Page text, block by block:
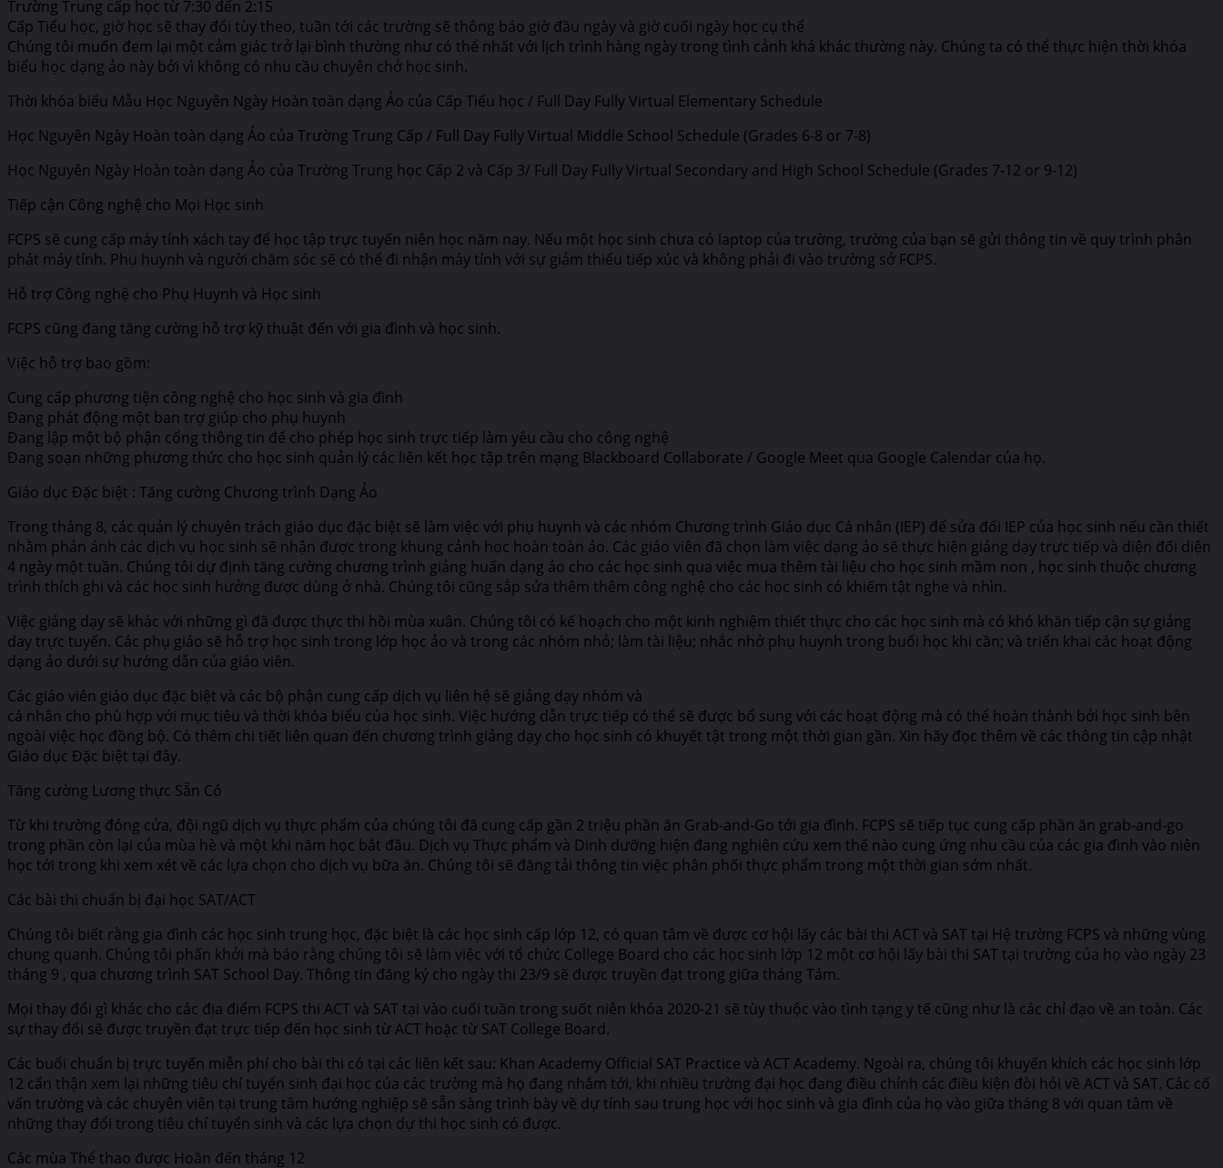
Trường Trung cấp học từ 7:30 đến 2:15
Cấp Tiểu học, giờ học sẽ thay đổi tùy theo, tuần tới các trường sẽ thông báo giờ đầu ngày và giờ cuối ngày học cụ thể
Chúng tôi muốn đem lại một cảm giác trở lại bình thường như có thể nhất với lịch trình hàng ngày trong tình cảnh khá khác thường này. Chúng ta có thể thực hiện thời khóa
biểu học dạng ảo này bởi vì không có nhu cầu chuyên chở học sinh.
Thời khóa biểu Mẫu Học Nguyên Ngày Hoàn toàn dạng Ảo của Cấp Tiểu học / Full Day Fully Virtual Elementary Schedule
Học Nguyên Ngày Hoàn toàn dạng Ảo của Trường Trung Cấp / Full Day Fully Virtual Middle School Schedule (Grades 6-8 or 7-8)
Học Nguyên Ngày Hoàn toàn dạng Ảo của Trường Trung học Cấp 2 và Cấp 3/ Full Day Fully Virtual Secondary and High School Schedule (Grades 7-12 or 9-12)
Tiếp cận Công nghệ cho Mọi Học sinh
FCPS sẽ cung cấp máy tính xách tay để học tập trực tuyến niên học năm nay. Nếu một học sinh chưa có laptop của trường, trường của bạn sẽ gửi thông tin về quy trình phân
phát máy tính. Phụ huynh và người chăm sóc sẽ có thể đi nhận máy tính với sự giảm thiểu tiếp xúc và không phải đi vào trường sở FCPS.
Hỗ trợ Công nghệ cho Phụ Huynh và Học sinh
FCPS cũng đang tăng cường hỗ trợ kỹ thuật đến với gia đình và học sinh.
Việc hỗ trợ bao gồm:
Cung cấp phương tiện công nghệ cho học sinh và gia đình
Đang phát động một ban trợ giúp cho phụ huynh
Đang lập một bộ phận cổng thông tin để cho phép học sinh trực tiếp làm yêu cầu cho công nghệ
Đang soạn những phương thức cho học sinh quản lý các liên kết học tập trên mạng Blackboard Collaborate / Google Meet qua Google Calendar của họ.
Giáo dục Đặc biệt : Tăng cường Chương trình Dạng Ảo
Trong tháng 8, các quản lý chuyên trách giáo dục đặc biệt sẽ làm việc với phụ huynh và các nhóm Chương trình Giáo dục Cá nhân (IEP) để sửa đổi IEP của học sinh nếu cần thiết
nhằm phản ánh các dịch vụ học sinh sẽ nhận được trong khung cảnh học hoàn toàn ảo. Các giáo viên đã chọn làm việc dạng ảo sẽ thực hiện giảng dạy trực tiếp và diện đối diện
4 ngày một tuần. Chúng tôi dự định tăng cường chương trình giảng huấn dạng ảo cho các học sinh qua việc mua thêm tài liệu cho học sinh mầm non , học sinh thuộc chương
trình thích ghi và các học sinh hưởng được dùng ở nhà. Chúng tôi cũng sắp sửa thêm thêm công nghệ cho các học sinh có khiếm tật nghe và nhìn.
Việc giảng dạy sẽ khác với những gì đã được thực thi hồi mùa xuân. Chúng tôi có kế hoạch cho một kinh nghiệm thiết thực cho các học sinh mà có khó khăn tiếp cận sự giảng
day trực tuyến. Các phụ giáo sẽ hỗ trợ học sinh trong lớp học ảo và trong các nhóm nhỏ; làm tài liệu; nhắc nhở phụ huynh trong buổi học khi cần; và triển khai các hoạt động
dạng ảo dưới sự hướng dẫn của giáo viên.
Các giáo viên giáo dục đặc biệt và các bộ phận cung cấp dịch vụ liên hệ sẽ giảng dạy nhóm và
cá nhân cho phù hợp với mục tiêu và thời khóa biểu của học sinh. Việc hướng dẫn trực tiếp có thể sẽ được bổ sung với các hoạt động mà có thể hoàn thành bởi học sinh bên
ngoài việc học đồng bộ. Có thêm chi tiết liên quan đến chương trình giảng dạy cho học sinh có khuyết tật trong một thời gian gần. Xin hãy đọc thêm về các thông tin cập nhật
Giáo dục Đặc biệt tại đây.
Tăng cường Lương thực Sẵn Có
Từ khi trường đóng cửa, đội ngũ dịch vụ thực phẩm của chúng tôi đã cung cấp gần 2 triệu phần ăn Grab-and-Go tới gia đình. FCPS sẽ tiếp tục cung cấp phần ăn grab-and-go
trong phần còn lại của mùa hè và một khi năm học bắt đầu. Dịch vụ Thực phẩm và Dinh dưỡng hiện đang nghiên cứu xem thế nào cung ứng nhu cầu của các gia đình vào niên
học tới trong khi xem xét về các lựa chọn cho dịch vụ bữa ăn. Chúng tôi sẽ đăng tải thông tin việc phân phối thực phẩm trong một thời gian sớm nhất.
Các bài thi chuẩn bị đại học SAT/ACT
Chúng tôi biết rằng gia đình các học sinh trung học, đặc biệt là các học sinh cấp lớp 12, có quan tâm về được cơ hội lấy các bài thi ACT và SAT tại Hệ trường FCPS và những vùng
chung quanh. Chúng tôi phấn khởi mà báo rằng chúng tôi sẽ làm việc với tổ chức College Board cho các học sinh lớp 12 một cơ hội lấy bài thi SAT tại trường của họ vào ngày 23
tháng 9 , qua chương trình SAT School Day. Thông tin đăng ký cho ngày thi 23/9 sẽ được truyền đạt trong giữa tháng Tám.
Mọi thay đổi gì khác cho các địa điểm FCPS thi ACT và SAT tại vào cuối tuần trong suốt niên khóa 2020-21 sẽ tùy thuộc vào tình tạng y tế cũng như là các chỉ đạo về an toàn. Các
sự thay đổi sẽ được truyền đạt trực tiếp đến học sinh từ ACT hoặc từ SAT College Board.
Các buổi chuẩn bị trực tuyến miễn phí cho bài thi có tại các liên kết sau: Khan Academy Official SAT Practice và ACT Academy. Ngoài ra, chúng tôi khuyến khích các học sinh lớp
12 cẩn thận xem lại những tiêu chí tuyển sinh đại học của các trường mà họ đang nhắm tới, khi nhiều trường đại học đang điều chỉnh các điều kiện đòi hỏi về ACT và SAT. Các cố
vấn trường và các chuyên viên tại trung tâm hướng nghiệp sẽ sẵn sàng trình bày về dự tính sau trung học với học sinh và gia đình của họ vào giữa tháng 8 với quan tâm về
những thay đổi trong tiêu chí tuyển sinh và các lựa chọn dự thi học sinh có được.
Các mùa Thể thao được Hoãn đến tháng 12